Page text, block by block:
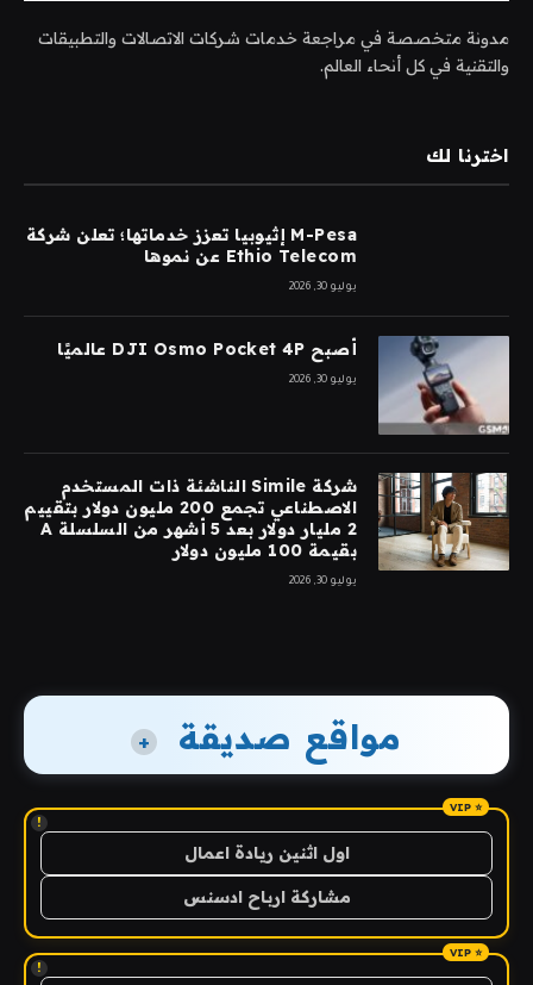
مدونة متخصصة في مراجعة خدمات شركات الاتصالات والتطبيقات
والتقنية في كل أنحاء العالم.
اخترنا لك
M-Pesa إثيوبيا تعزز خدماتها؛ تعلن شركة
Ethio Telecom عن نموها
يوليو 30, 2026
أصبح DJI Osmo Pocket 4P عالميًا
يوليو 30, 2026
شركة Simile الناشئة ذات المستخدم
الاصطناعي تجمع 200 مليون دولار بتقييم
2 مليار دولار بعد 5 أشهر من السلسلة A
بقيمة 100 مليون دولار
يوليو 30, 2026
مواقع صديقة +
!
اول اثنين ريادة اعمال
مشاركة ارباح ادسنس
!